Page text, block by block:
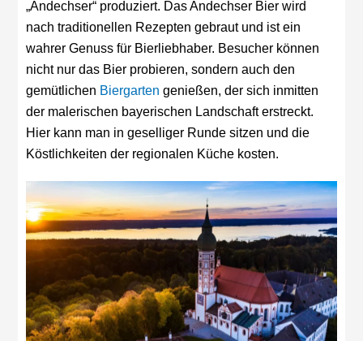
„Andechser“ produziert. Das Andechser Bier wird
nach traditionellen Rezepten gebraut und ist ein
wahrer Genuss für Bierliebhaber. Besucher können
nicht nur das Bier probieren, sondern auch den
gemütlichen Biergarten genießen, der sich inmitten
der malerischen bayerischen Landschaft erstreckt.
Hier kann man in geselliger Runde sitzen und die
Köstlichkeiten der regionalen Küche kosten.